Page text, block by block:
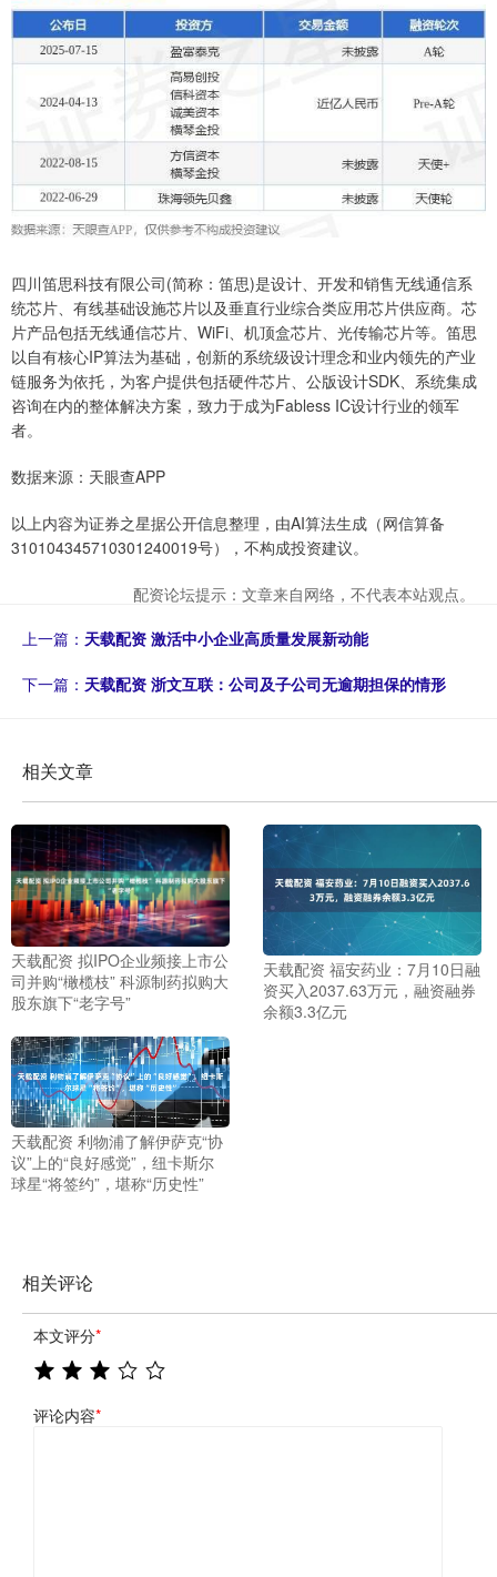
四川笛思科技有限公司(简称：笛思)是设计、开发和销售无线通信系
统芯片、有线基础设施芯片以及垂直行业综合类应用芯片供应商。芯
片产品包括无线通信芯片、WiFi、机顶盒芯片、光传输芯片等。笛思
以自有核心IP算法为基础，创新的系统级设计理念和业内领先的产业
链服务为依托，为客户提供包括硬件芯片、公版设计SDK、系统集成
咨询在内的整体解决方案，致力于成为Fabless IC设计行业的领军
者。
数据来源：天眼查APP
以上内容为证券之星据公开信息整理，由AI算法生成（网信算备
310104345710301240019号），不构成投资建议。
配资论坛提示：文章来自网络，不代表本站观点。
上一篇： 天载配资 激活中小企业高质量发展新动能
下一篇： 天载配资 浙文互联：公司及子公司无逾期担保的情形
相关文章
天载配资 拟IPO企业频接上市公
司并购“橄榄枝” 科源制药拟购大
股东旗下“老字号”
天载配资 福安药业：7月10日融
资买入2037.63万元，融资融券
余额3.3亿元
天载配资 利物浦了解伊萨克“协
议”上的“良好感觉”，纽卡斯尔
球星“将签约”，堪称“历史性”
相关评论
本文评分*
评论内容*